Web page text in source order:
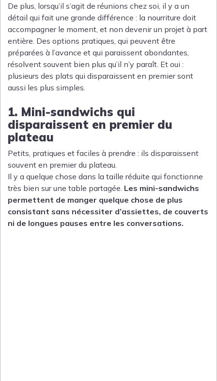
De plus, lorsqu’il s’agit de réunions chez soi, il y a un
détail qui fait une grande différence : la nourriture doit
accompagner le moment, et non devenir un projet à part
entière. Des options pratiques, qui peuvent être
préparées à l’avance et qui paraissent abondantes,
résolvent souvent bien plus qu’il n’y paraît. Et oui :
plusieurs des plats qui disparaissent en premier sont
aussi les plus simples.
1. Mini-sandwichs qui
disparaissent en premier du
plateau
Petits, pratiques et faciles à prendre : ils disparaissent
souvent en premier du plateau.
Il y a quelque chose dans la taille réduite qui fonctionne
très bien sur une table partagée. Les mini-sandwichs
permettent de manger quelque chose de plus
consistant sans nécessiter d’assiettes, de couverts
ni de longues pauses entre les conversations.